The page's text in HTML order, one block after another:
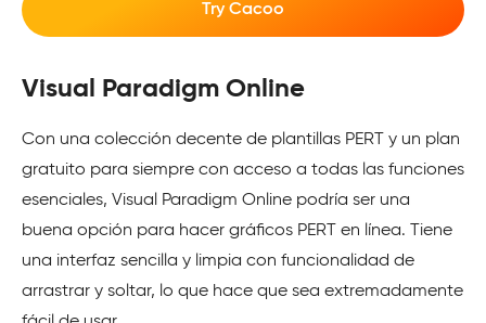
Try Cacoo
Visual Paradigm Online
Con una colección decente de plantillas PERT y un plan
gratuito para siempre con acceso a todas las funciones
esenciales, Visual Paradigm Online podría ser una
buena opción para hacer gráficos PERT en línea. Tiene
una interfaz sencilla y limpia con funcionalidad de
arrastrar y soltar, lo que hace que sea extremadamente